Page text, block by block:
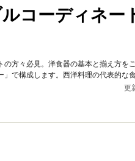
コーディネー
方々必見。洋食器の基本と揃え方を
で構成します。西洋料理の代表的な食
更